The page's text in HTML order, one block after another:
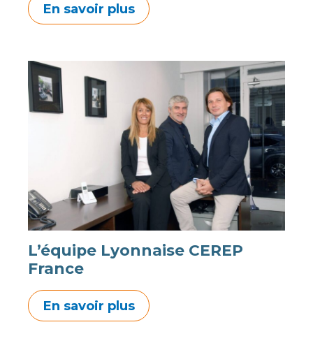
En savoir plus
L’équipe Lyonnaise CEREP
France
En savoir plus